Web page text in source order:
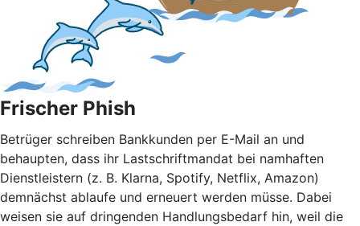
Frischer Phish
Betrüger schreiben Bankkunden per E-Mail an und
behaupten, dass ihr Lastschriftmandat bei namhaften
Dienstleistern (z. B. Klarna, Spotify, Netflix, Amazon)
demnächst ablaufe und erneuert werden müsse. Dabei
weisen sie auf dringenden Handlungsbedarf hin, weil die